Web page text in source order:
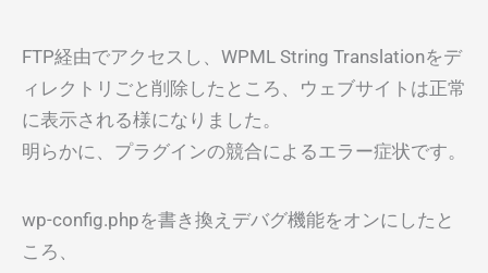
FTP経由でアクセスし、WPML String Translationをデ
ィレクトリごと削除したところ、ウェブサイトは正常
に表示される様になりました。
明らかに、プラグインの競合によるエラー症状です。
wp-config.phpを書き換えデバグ機能をオンにしたと
ころ、